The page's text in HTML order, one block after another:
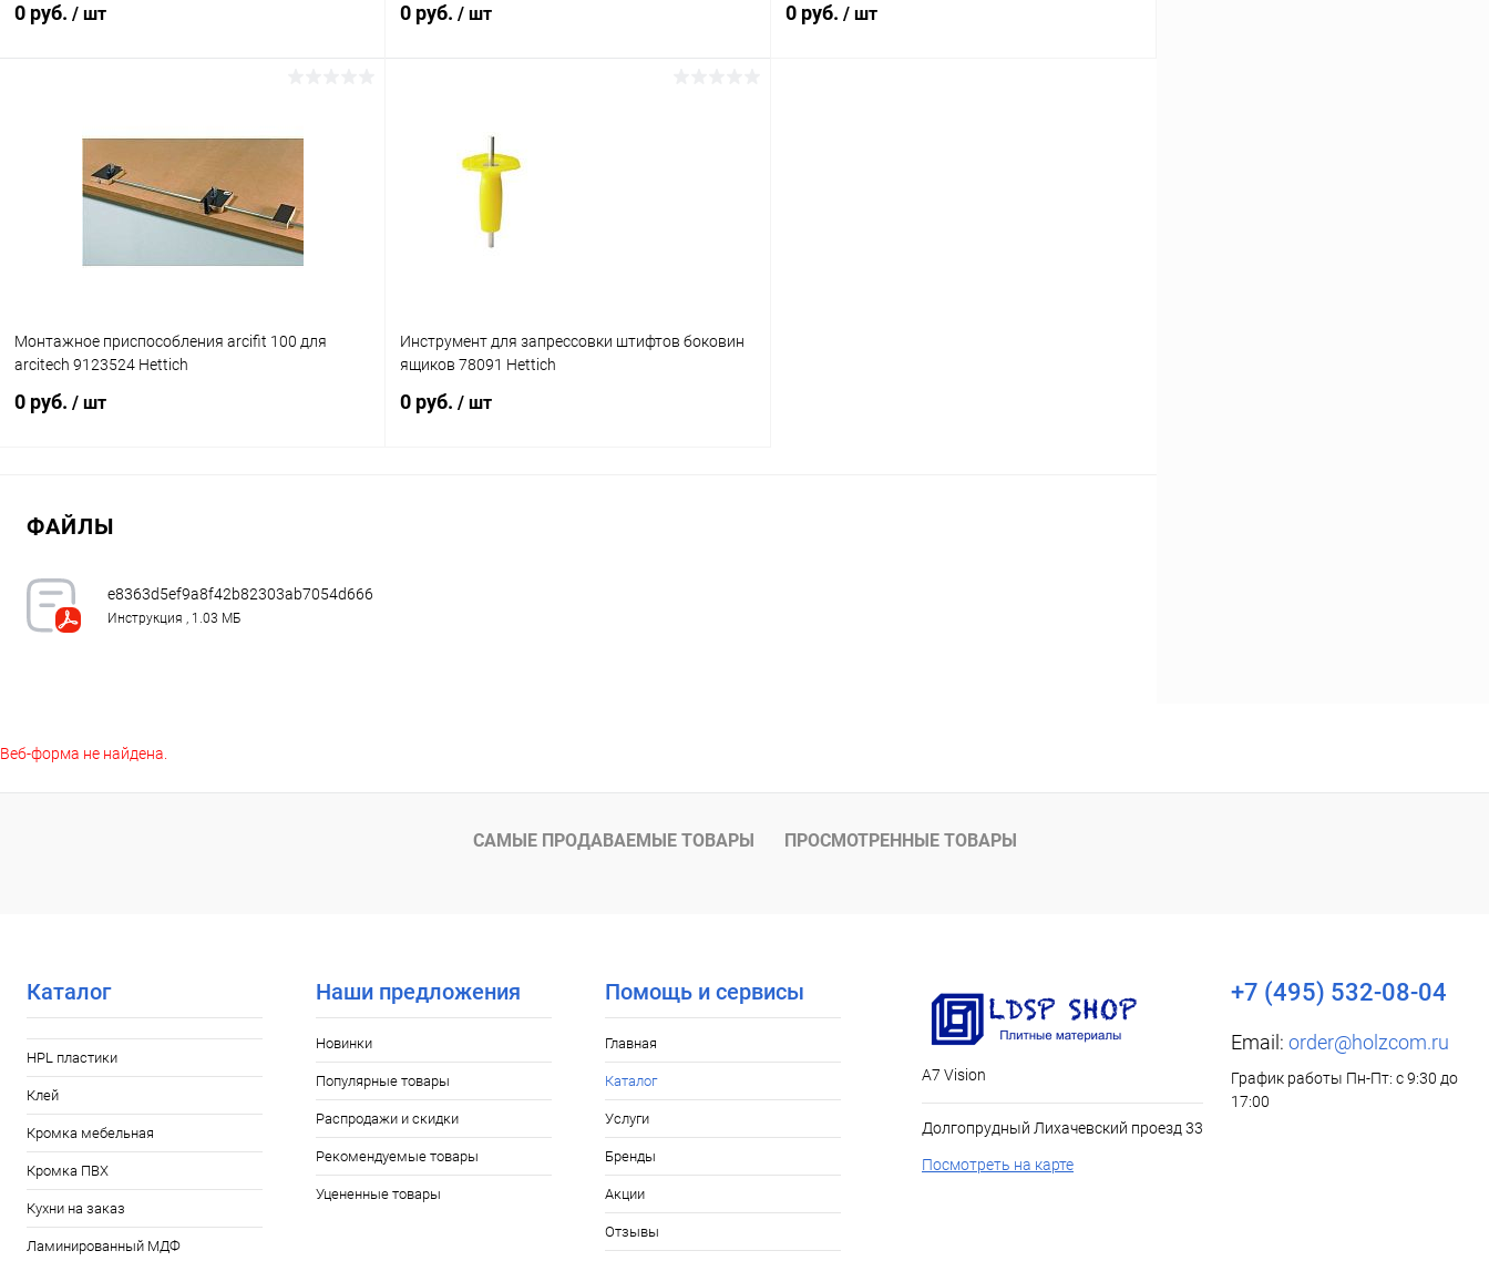
0 руб. / шт
Купить в 1 клик
В избранное Под заказ
0 руб. / шт
Купить в 1 клик
0 руб. / шт
Монтажное приспособления arcifit 100 для
arcitech 9123524 Hettich
0 руб. / шт
В избранное Под заказ
Инструмент для запрессовки штифтов боковин
ящиков 78091 Hettich
0 руб. / шт
ФАЙЛЫ
e8363d5ef9a8f42b82303ab7054d6665.pdf
Инструкция , 1.03 МБ
Веб-форма не найдена.
САМЫЕ ПРОДАВАЕМЫЕ ТОВАРЫ ПРОСМОТРЕННЫЕ ТОВАРЫ
Каталог
HPL пластики
Клей
Кромка мебельная
Кромка ПВХ
Кухни на заказ
Ламинированный МДФ
Наши предложения
Новинки
Популярные товары
Распродажи и скидки
Рекомендуемые товары
Уцененные товары
Помощь и сервисы
Главная
Каталог
Услуги
Бренды
Акции
Отзывы
А7 Vision
Долгопрудный Лихачевский проезд 33
Посмотреть на карте
+7 (495) 532-08-04
Email: order@holzcom.ru
График работы Пн-Пт: с 9:30 до
17:00